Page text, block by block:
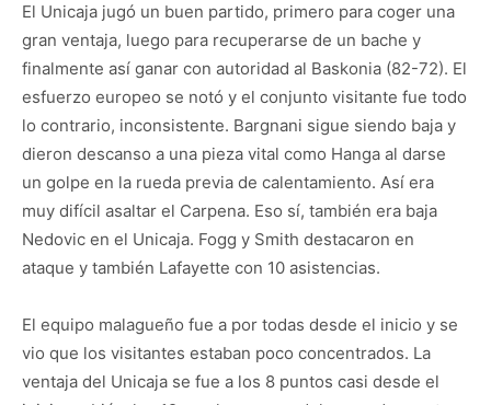
El Unicaja jugó un buen partido, primero para coger una
gran ventaja, luego para recuperarse de un bache y
finalmente así ganar con autoridad al Baskonia (82-72). El
esfuerzo europeo se notó y el conjunto visitante fue todo
lo contrario, inconsistente. Bargnani sigue siendo baja y
dieron descanso a una pieza vital como Hanga al darse
un golpe en la rueda previa de calentamiento. Así era
muy difícil asaltar el Carpena. Eso sí, también era baja
Nedovic en el Unicaja. Fogg y Smith destacaron en
ataque y también Lafayette con 10 asistencias.
El equipo malagueño fue a por todas desde el inicio y se
vio que los visitantes estaban poco concentrados. La
ventaja del Unicaja se fue a los 8 puntos casi desde el